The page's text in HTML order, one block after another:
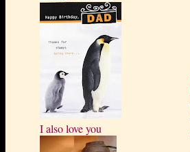
I also love you